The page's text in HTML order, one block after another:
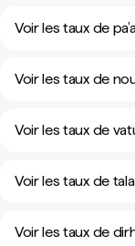
Voir les taux de
Voir les taux de
Voir les taux de
Voir les taux de
Voir les taux de